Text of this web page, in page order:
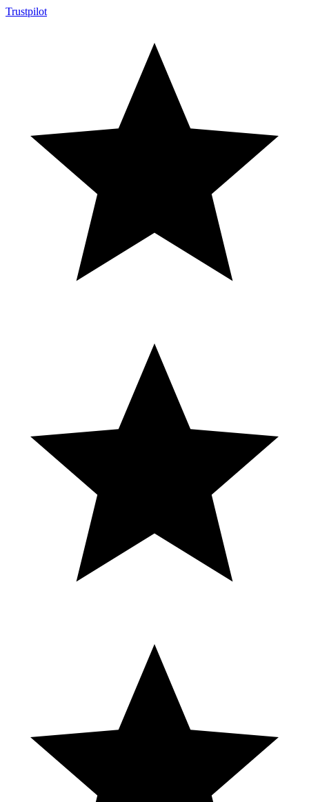
Trustpilot